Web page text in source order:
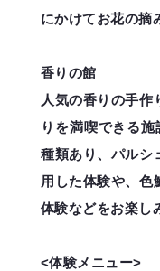
にかけてお花の摘
香りの館
人気の香りの手作
りを満喫できる
種類あり、パルシ
用した体験や、色
体験などをお楽し
<体験メニュー>